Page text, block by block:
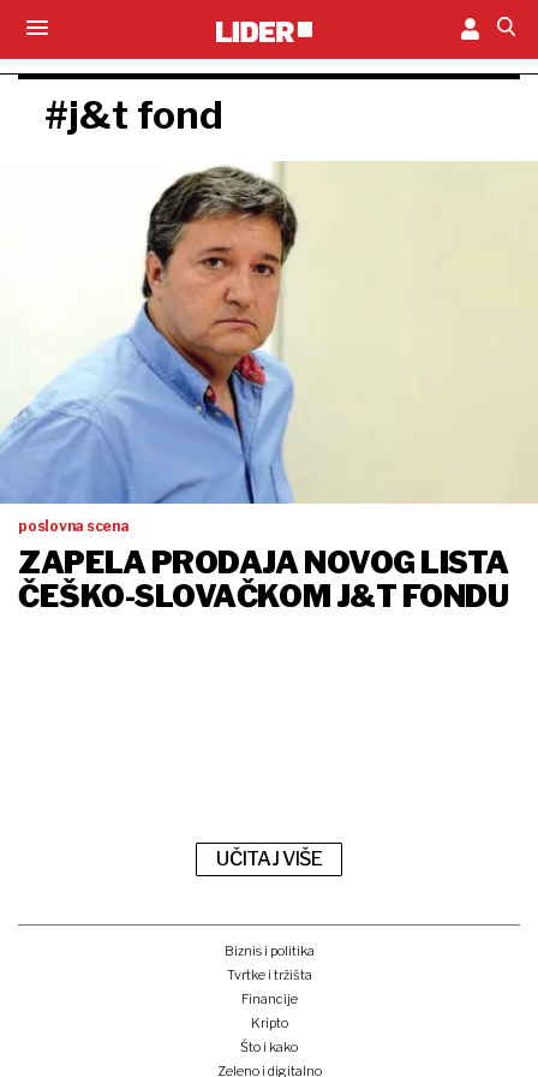
#j&t fond
poslovna scena
ZAPELA PRODAJA NOVOG LISTA
ČEŠKO-SLOVAČKOM J&T FONDU
UČITAJ VIŠE
Biznis i politika
Tvrtke i tržišta
Financije
Kripto
Što i kako
Zeleno i digitalno